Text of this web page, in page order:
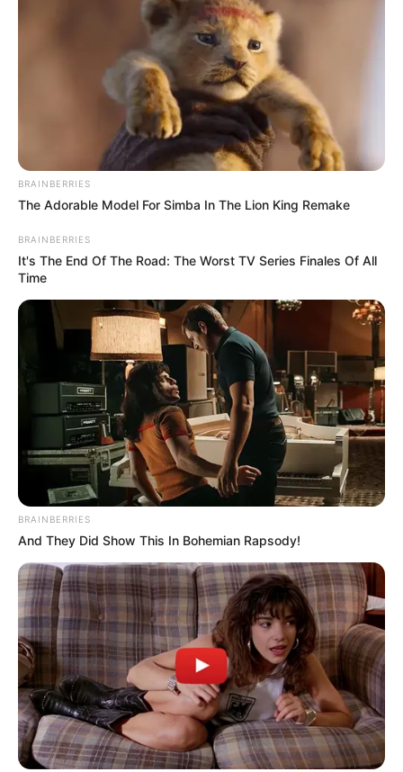
Dicas de Mulher
Dicas de Mulher
BRAINBERRIES
The Adorable Model For Simba In The Lion King Remake
BRAINBERRIES
It's The End Of The Road: The Worst TV Series Finales Of All
Time
BRAINBERRIES
And They Did Show This In Bohemian Rapsody!